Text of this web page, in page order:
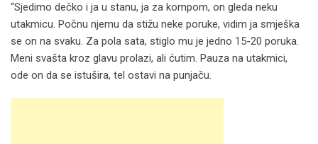
“Sjedimo dečko i ja u stanu, ja za kompom, on gleda neku
utakmicu. Počnu njemu da stižu neke poruke, vidim ja smješka
se on na svaku. Za pola sata, stiglo mu je jedno 15-20 poruka.
Meni svašta kroz glavu prolazi, ali ćutim. Pauza na utakmici,
ode on da se istušira, tel ostavi na punjaču.